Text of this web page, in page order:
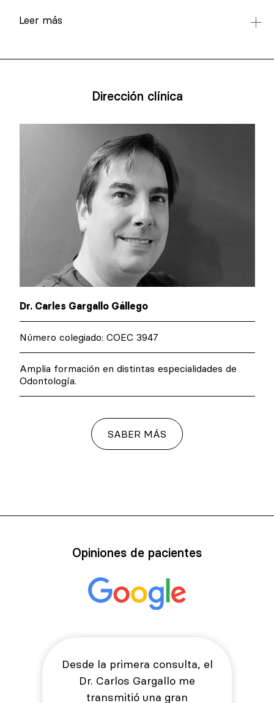
Leer más
Dirección clínica
Dr. Carles Gargallo Gállego
Número colegiado: COEC 3947
Amplia formación en distintas especialidades
Odontología.
SABER MÁS
Opiniones de pacientes
Desde la primera consulta, el
Dr. Carlos Gargallo me
transmitió una gran